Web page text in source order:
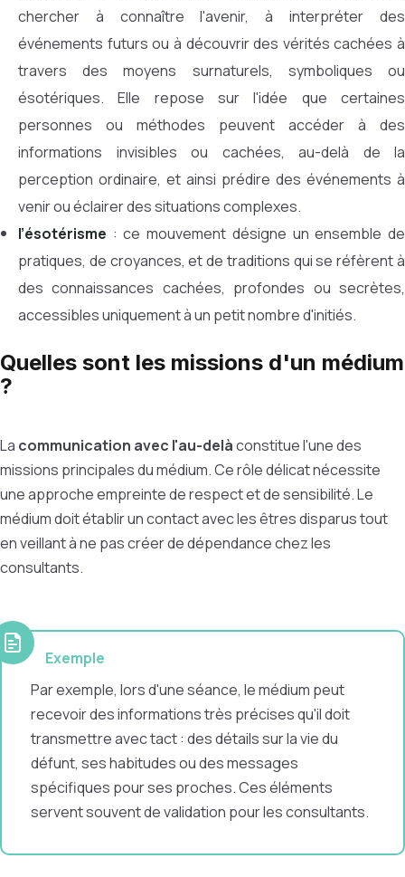
chercher à connaître l'avenir, à interpréter des
événements futurs ou à découvrir des vérités cachées à
travers des moyens surnaturels, symboliques ou
ésotériques. Elle repose sur l'idée que certaines
personnes ou méthodes peuvent accéder à des
informations invisibles ou cachées, au-delà de la
perception ordinaire, et ainsi prédire des événements à
venir ou éclairer des situations complexes.
l’ésotérisme : ce mouvement désigne un ensemble de
pratiques, de croyances, et de traditions qui se réfèrent à
des connaissances cachées, profondes ou secrètes,
accessibles uniquement à un petit nombre d'initiés.
Quelles sont les missions d'un médium
?
La communication avec l'au-delàconstitue l'une des
missions principales du médium. Ce rôle délicat nécessite
une approche empreinte de respect et de sensibilité. Le
médium doit établir un contact avec les êtres disparus tout
en veillant à ne pas créer de dépendance chez les
consultants.
Exemple
Par exemple, lors d'une séance, le médium peut
recevoir des informations très précises qu'il doit
transmettre avec tact : des détails sur la vie du
défunt, ses habitudes ou des messages
spécifiques pour ses proches. Ces éléments
servent souvent de validation pour les consultants.